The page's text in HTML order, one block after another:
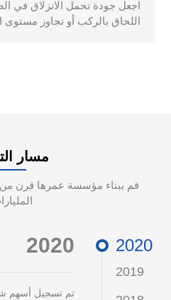
اجعل جودة تحمل الانزلاق في
اللحاق بالركب أو تجاوز مستوى
مسار
قم ببناء مؤسسة عمرها قرن
2020
2019
2020
تم تسجيل أسهم